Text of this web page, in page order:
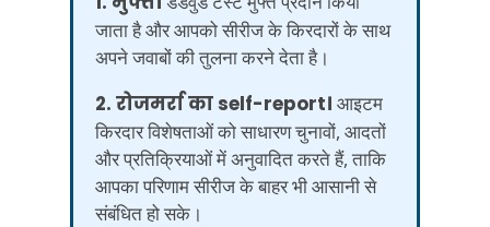
जाता है और आपको सीरीज के किरदारों के साथ
अपने जवाबों की तुलना करने देता है।
2. रोजमर्रा का self-report। आइटम
किरदार विशेषताओं को साधारण चुनावों, आदतों
और प्रतिक्रियाओं में अनुवादित करते हैं, ताकि
आपका परिणाम सीरीज के बाहर भी आसानी से
संबंधित हो सके।